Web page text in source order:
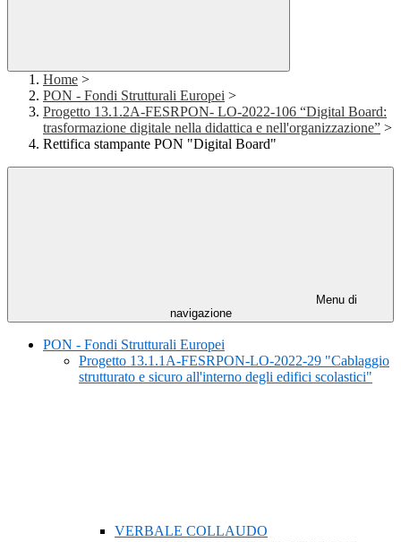
Home >
PON - Fondi Strutturali Europei >
Progetto 13.1.2A-FESRPON- LO-2022-106 “Digital Board:
trasformazione digitale nella didattica e nell'organizzazione” >
Rettifica stampante PON "Digital Board"
Menu di
navigazione
PON - Fondi Strutturali Europei
Progetto 13.1.1A-FESRPON-LO-2022-29 "Cablaggio
strutturato e sicuro all'interno degli edifici scolastici"
VERBALE COLLAUDO